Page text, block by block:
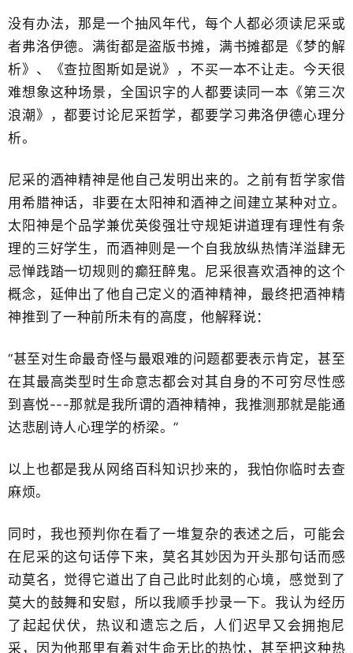
没有办法，那是一个抽风年代，每个人都必须读尼采或
者弗洛伊德。满街都是盗版书摊，满书摊都是《梦的解
析》、《查拉图斯如是说》，不买一本不让走。今天很
难想象这种场景，全国识字的人都要读同一本《第三次
浪潮》，都要讨论尼采哲学，​都要学习弗洛伊德心理分
析。
尼采的酒神精神是他自己发明出来的。之前有哲学家借
用希腊神话，​非要在太阳神和酒神之间建立某种对立。
太阳神是个品学兼优英俊强壮守规矩讲道理有理性有条
理的三好学生，而酒神则是一个自我放纵热情洋溢肆无
忌惮践踏一切规则的癫狂醉鬼。尼采很喜欢酒神的这个
概念，延伸出了他自己定义的酒神精神，最终把酒神精
神推到了​一种前所未有的高度，他解释说：
“甚至对生命最奇怪与最艰难的问题都要表示肯定，甚至
在其最高类型时生命意志都会对其自身的不可穷尽性感
到喜悦---那就是我所谓的酒神精神，我推测那就是能通
达悲剧诗人心理学的桥梁。”
以上也都是我从网络百科知识抄来的，​我怕你临时去查
麻烦。
同时，我也预判你在看了一堆复杂的表述之后，可能会
在尼采的这句话停下来，莫名其妙因为开头那句话​而感
动莫名，觉得它道出了自己此时此刻的心境​，感觉到了
莫大的鼓舞和安慰，所以我顺手抄录一下。我认为经历
了起起伏伏，热议和遗忘之后，人们迟早又会拥抱尼
采，因为他那里有着对生命无比的热忱，​甚至把这种热